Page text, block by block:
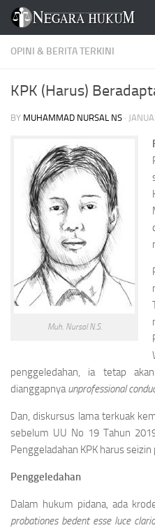
Skip to content
OPINI & BERITA TERKINI
KPK (Harus)
BY MUHAMMAD NURSAL NS ·
Muh. Nursal N.S.
penggeledahan, ia tetap
dianggapnyaunprofessional
Dan, diskursus lama terkuak
sebelum UU No 19 Tahun
Penggeladahan KPK harus seizin
Penggeledahan
Dalam hukum pidana, ada
probationes bedent esse luce